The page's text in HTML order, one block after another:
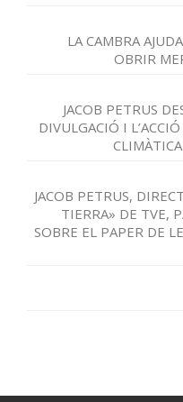
LA CAMBRA
OBRIR
JACOB PETRUS
DIVULGACIÓ I
JACOB PETRUS,
TIERRA» DE TVE,
SOBRE EL PAPER DE